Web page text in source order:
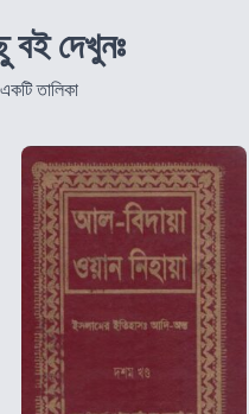
দেখুনঃ
তালিকা